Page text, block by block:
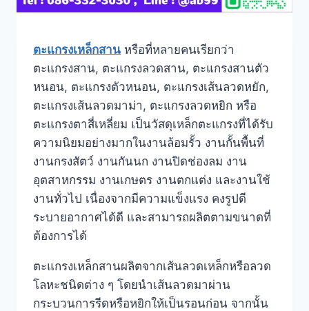
ตะแกรงเหล็กสาน หรือที่หลายคนเรียกว่า
ตะแกรงสาน, ตะแกรงลวดสาน, ตะแกรงสานตัว
หนอน, ตะแกรงตัวหนอน, ตะแกรงเส้นลวดหยัก,
ตะแกรงเส้นลวดมาม่า, ตะแกรงลวดหยิก หรือ
ตะแกรงตาสี่เหลี่ยม เป็นวัสดุเหล็กตะแกรงที่ได้รับ
ความนิยมอย่างมากในงานล้อมรั้ว งานกั้นพื้นที่
งานกรงสัตว์ งานกันนก งานปิดช่องลม งาน
อุตสาหกรรม งานเกษตร งานตกแต่ง และงานใช้
งานทั่วไป เนื่องจากมีความแข็งแรง คงรูปดี
ระบายอากาศได้ดี และสามารถผลิตตามขนาดที่
ต้องการได้
ตะแกรงเหล็กสานผลิตจากเส้นลวดเหล็กหรือลวด
โลหะชนิดต่าง ๆ โดยนำเส้นลวดมาผ่าน
กระบวนการรีดหรือหยิกให้เป็นรอนก่อน จากนั้น